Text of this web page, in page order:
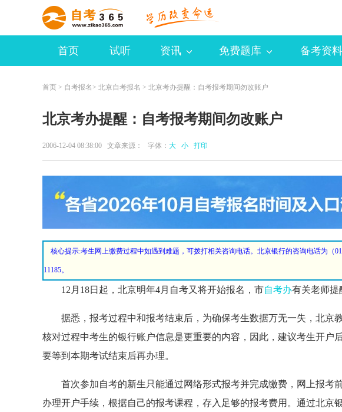
首页 试听 资讯 免费题库 备考资料
首页 > 自考报名 > 北京自考报名 > 北京考办提醒：自考报考期间勿改账户
北京考办提醒：自考报考期间勿改账户
2006-12-04 08:38:00 文章来源： 字体： 大 小 打印
核心提示:考生网上缴费过程中如遇到难题，可拨打相关咨询电话。北京银行的咨询电话为（
11185。
12月18日起，北京明年4月自考又将开始报名，市自考办有关老师提
据悉，报考过程中和报考结束后，为确保考生数据万无一失，北京教
核对过程中考生的银行账户信息是更重要的内容，因此，建议考生开户
要等到本期考试结束后再办理。
首次参加自考的新生只能通过网络形式报考并完成缴费，网上报考
办理开户手续，根据自己的报考课程，存入足够的报考费用。通过北京